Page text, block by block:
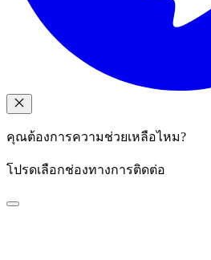
คุณต้องการความช่วยเหลือไหม?
โปรดเลือกช่องทางการติดต่อ